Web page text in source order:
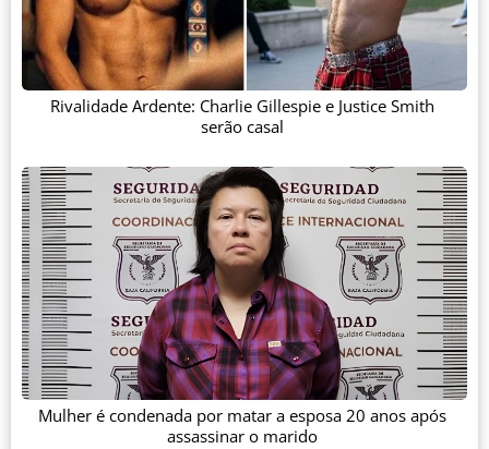
Rivalidade Ardente: Charlie Gillespie e Justice Smith
serão casal
Mulher é condenada por matar a esposa 20 anos após
assassinar o marido